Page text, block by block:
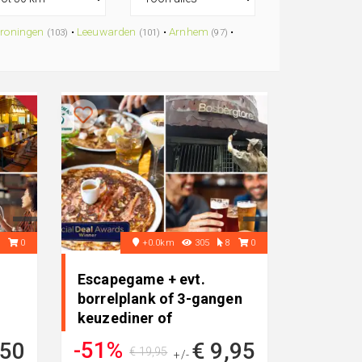
(103) • Leeuwarden (101) •Arnhem (97) •
0 +0.0km 305 8 0
Escapegame + evt.
borrelplank of 3-gangen
keuzediner of
-51% +/- € 9,95
€ 19,95